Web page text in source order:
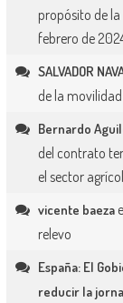
propósito de
febrero de
SALVADOR
de la
Bernardo
del contrato
el sector
vicente baeza
relevo
España: El
reducir la